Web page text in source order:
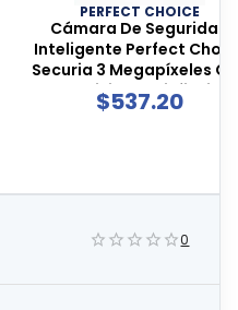
PERFECT CHOICE
Cámara De Seguridad
Inteligente Perfect
Securia 3 Megapíxeles
Conectividad Wi-fi,
Nocturna, Audio
108085
$537.20
0